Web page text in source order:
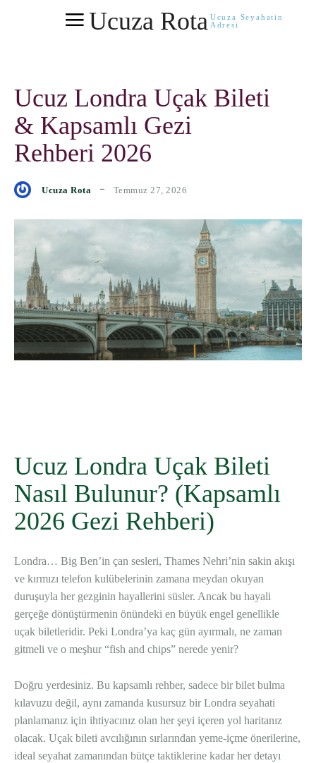
Ucuza Rota Ucuza Seyahatin
Adresi
Ucuz Londra Uçak Bileti
& Kapsamlı Gezi
Rehberi 2026
Ucuza Rota Temmuz 27, 2026
Ucuz Londra Uçak Bileti
Nasıl Bulunur? (Kapsamlı
2026 Gezi Rehberi)
Londra… Big Ben’in çan sesleri, Thames Nehri’nin sakin akışı
ve kırmızı telefon kulübelerinin zamana meydan okuyan
duruşuyla her gezginin hayallerini süsler. Ancak bu hayali
gerçeğe dönüştürmenin önündeki en büyük engel genellikle
uçak biletleridir. Peki Londra’ya kaç gün ayırmalı, ne zaman
gitmeli ve o meşhur “fish and chips” nerede yenir?
Doğru yerdesiniz. Bu kapsamlı rehber, sadece bir bilet bulma
kılavuzu değil, aynı zamanda kusursuz bir Londra seyahati
planlamanız için ihtiyacınız olan her şeyi içeren yol haritanız
olacak. Uçak bileti avcılığının sırlarından yeme-içme önerilerine,
ideal seyahat zamanından bütçe taktiklerine kadar her detayı